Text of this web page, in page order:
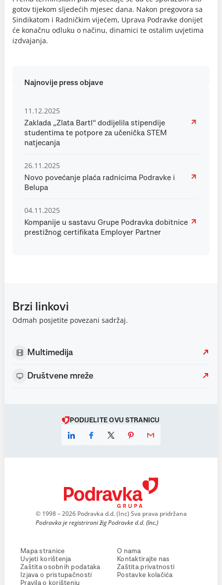
gotov tijekom sljedećih mjesec dana. Nakon pregovora sa
Sindikatom i Radničkim vijećem, Uprava Podravke donijet
će konačnu odluku o načinu, dinamici te ostalim uvjetima
izdvajanja.
Najnovije press objave
11.12.2025
Zaklada „Zlata Bartl“ dodijelila stipendije
studentima te potpore za učenička STEM
natjecanja
26.11.2025
Novo povećanje plaća radnicima Podravke i
Belupa
04.11.2025
Kompanije u sastavu Grupe Podravka dobitnice
prestižnog certifikata Employer Partner
Brzi linkovi
Odmah posjetite povezani sadržaj.
Multimedija
Društvene mreže
PODIJELITE OVU STRANICU
© 1998 – 2026 Podravka d.d. (Inc) Sva prava pridržana
Podravka je registrirani žig Podravke d.d. (Inc.)
Mapa stranice
Uvjeti korištenja
Zaštita osobnih podataka
Izjava o pristupačnosti
Pravila o korištenju
O nama
Kontaktirajte nas
Zaštita privatnosti
Postavke kolačića